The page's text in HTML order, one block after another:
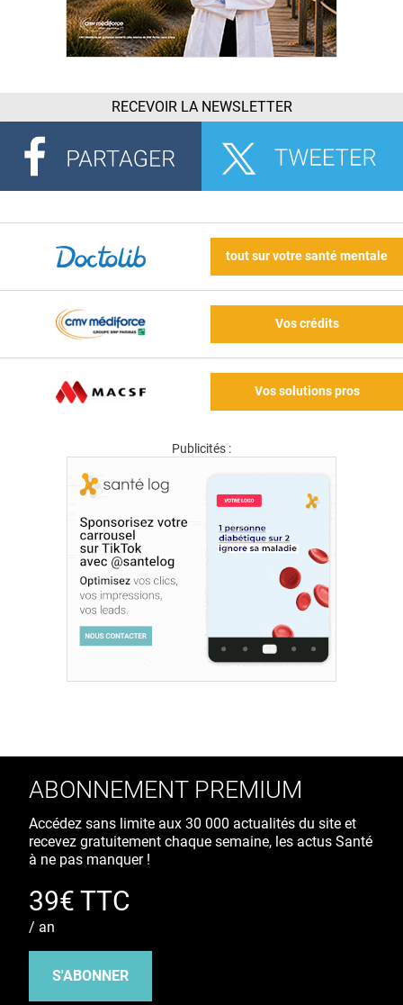
RECEVOIR LA NEWSLETTER
tout sur votre santé mentale
Vos crédits
Vos solutions pros
Publicités :
ABONNEMENT PREMIUM
Accédez sans limite aux 30 000 actualités du site et
recevez gratuitement chaque semaine, les actus Santé
à ne pas manquer !
39€ TTC
/ an
S'ABONNER